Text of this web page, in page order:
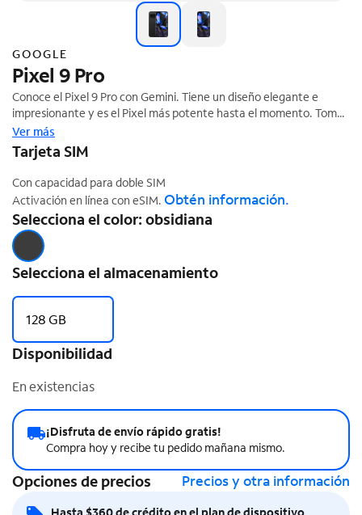
GOOGLE
Pixel 9 Pro
Conoce el Pixel 9 Pro con Gemini. Tiene un diseño elegante e
impresionante y es el Pixel más potente hasta el momento. Toma
fotografías y vídeos de nivel profesional con el sistema de cámara
triple y edita como un experto. Y como está diseñado por Google,
obtienes lo mejor de la IA de Google antes que nadie.
Ver más
Tarjeta SIM
Con capacidad para doble SIM
Activación en línea con eSIM. Obtén información.
Selecciona el color: obsidiana
Selecciona el almacenamiento
128 GB
Disponibilidad
En existencias
¡Disfruta de envío rápido gratis!
Compra hoy y recibe tu pedido mañana mismo.
Opciones de precios Precios y otra información